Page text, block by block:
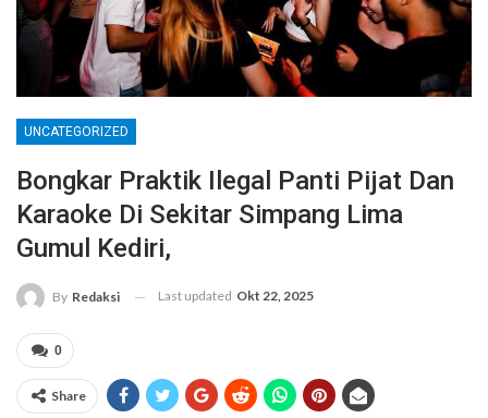
UNCATEGORIZED
Bongkar Praktik Ilegal Panti Pijat Dan
Karaoke Di Sekitar Simpang Lima
Gumul Kediri,
By Redaksi Last updated Okt 22, 2025
0
Share